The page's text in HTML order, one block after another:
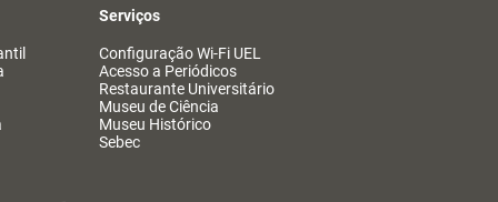
Serviços
Configuração Wi-Fi UEL
Acesso a Periódicos
Restaurante Universitário
Museu de Ciência
Museu Histórico
Sebec